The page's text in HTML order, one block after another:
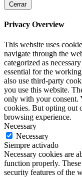
Cerrar
Privacy Overview
This website uses
navigate through the
categorized as
essential for the
also use third-party
you use this website.
only with your consent.
cookies. But opting out
browsing experience.
Necessary
Necessary
Siempre activado
Necessary cookies are
function properly.
security features of the